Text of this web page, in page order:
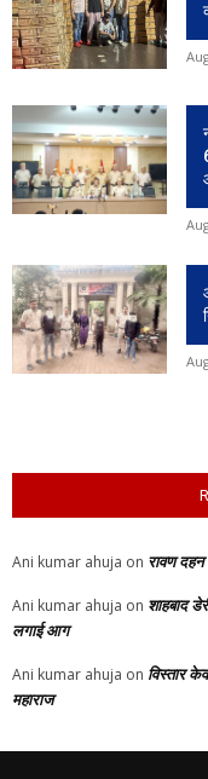
Ani kumar ahuja on रावण
Ani kumar ahuja on शाहबाद
लगाई आग
Ani kumar ahuja on विस्तार
महाराज